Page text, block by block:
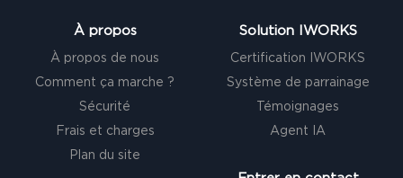
À propos
À propos de nous
Comment ça marche ?
Sécurité
Frais et charges
Plan du site
Solution IWORKS
Certification IWORKS
Système de parrainage
Témoignages
Agent IA